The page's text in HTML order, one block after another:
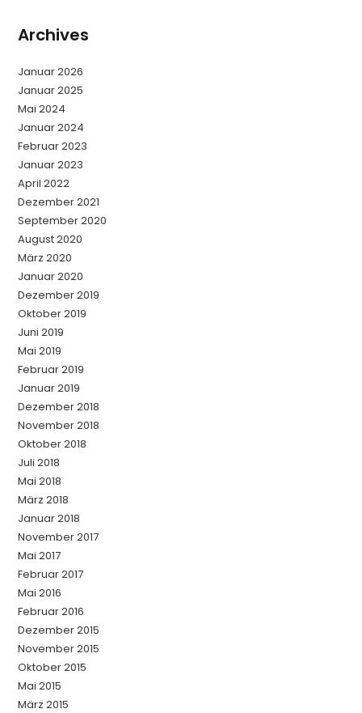
Archives
Januar 2026
Januar 2025
Mai 2024
Januar 2024
Februar 2023
Januar 2023
April 2022
Dezember 2021
September 2020
August 2020
März 2020
Januar 2020
Dezember 2019
Oktober 2019
Juni 2019
Mai 2019
Februar 2019
Januar 2019
Dezember 2018
November 2018
Oktober 2018
Juli 2018
Mai 2018
März 2018
Januar 2018
November 2017
Mai 2017
Februar 2017
Mai 2016
Februar 2016
Dezember 2015
November 2015
Oktober 2015
Mai 2015
März 2015